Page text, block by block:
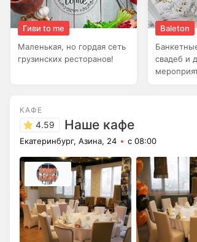
Гиви to me
Маленькая, но гордая сеть
грузинских ресторанов!
Baleton
свадеб и
КАФЕ
4.59 Наше кафе
Екатеринбург, Азина, 24 с 08:00